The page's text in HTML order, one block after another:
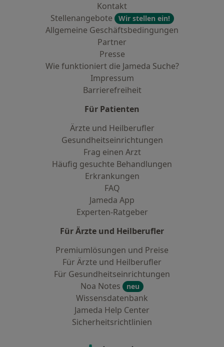
Kontakt
Stellenangebote
Wir stellen ein!
Allgemeine Geschäftsbedingungen
Partner
Presse
Wie funktioniert die Jameda Suche?
Impressum
Barrierefreiheit
Für Patienten
Ärzte und Heilberufler
Gesundheitseinrichtungen
Frag einen Arzt
Häufig gesuchte Behandlungen
Erkrankungen
FAQ
Jameda App
Experten-Ratgeber
Für Ärzte und Heilberufler
Premiumlösungen und Preise
Für Ärzte und Heilberufler
Für Gesundheitseinrichtungen
Noa Notes
neu
Wissensdatenbank
Jameda Help Center
Sicherheitsrichtlinien